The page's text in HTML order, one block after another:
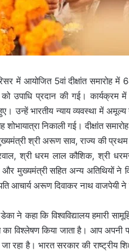
में आयोजित 5वां दीक्षांत समारोह में
को उपाधि प्रदान की गई।
उन्हें भारतीय न्याय व्यवस्था में
शोभायात्रा निकाली गई। दीक्षांत
श्री अरूण साव, राज्य की प्रथम
श्री धरम लाल कौशिक, श्री
मुख्यमंत्री सहित अन्य अतिथियों ने
आचार्य अरूण दिवाकर नाथ वाजपेयी ने
ने कहा कि विश्वविद्यालय हमारी
विश्लेषण किया जाता है। आप अपनी
है। भारत सरकार की राष्ट्रीय